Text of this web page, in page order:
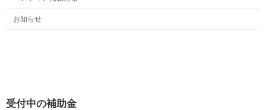
お知らせ
受付中の補助金